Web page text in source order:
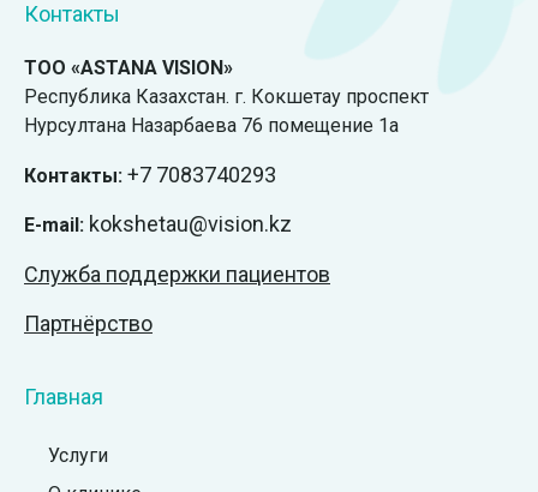
Контакты
ТОО «ASTANA VISION»
Республика Казахстан. г. Кокшетау проспект
Нурсултана Назарбаева 76 помещение 1а
Контакты: +7 7083740293
E-mail: kokshetau@vision.kz
Служба поддержки пациентов
Партнёрство
Главная
Услуги